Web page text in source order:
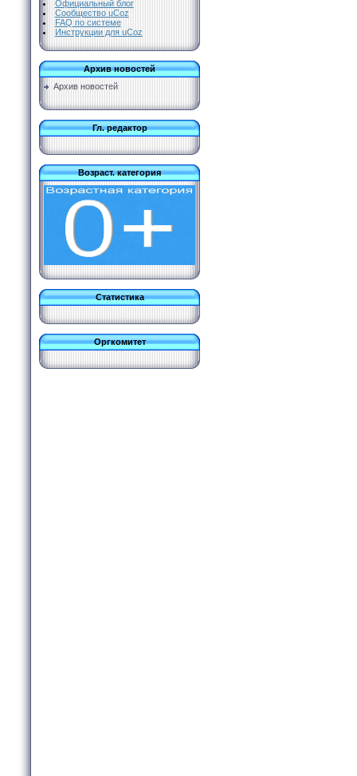
Официальный блог
Сообщество uCoz
FAQ по системе
Инструкции для uCoz
Архив новостей
Архив новостей
Гл. редактор
Возраст. категория
Статистика
Оргкомитет